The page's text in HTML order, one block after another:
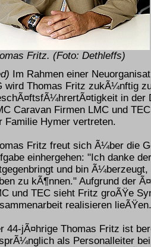
Fritz. (Foto: Dethleffs)
Im Rahmen einer
wird Thomas Fritz zukÃ¼nftig
in
Caravan Firmen LMC und
Familie Hymer vertreten.
Fritz freut sich Ã¼ber die
einhergehen: "Ich danke
und bin
zu kÃ¶nnen." Aufgrund der
und TEC sieht Fritz groÃŸe
realisieren lieÃŸen.
44-jÃ¤hrige Thomas Fritz ist
als Personalleiter